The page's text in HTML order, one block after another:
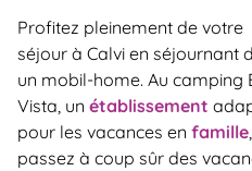
Profitez pleinement de votre
séjour à Calvi en séjournant
un mobil-home. Au camping
Vista, un établissement
pour les vacances en famille
passez à coup sûr des